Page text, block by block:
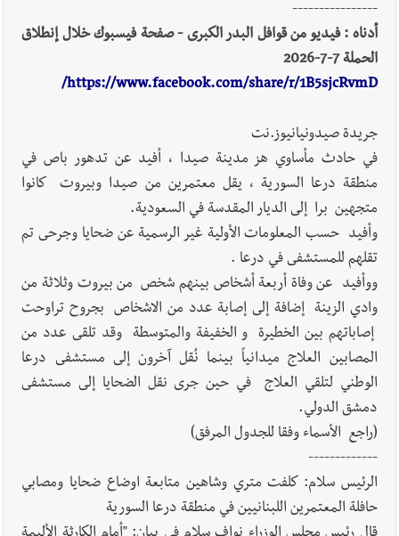
----------------
أدناه : فيديو من قوافل البدر الكبرى - صفحة فيسبوك خلال إنطلاق
الحملة 7-7-2026
https://www.facebook.com/share/r/1B5sjcRvmD/
جريدة صيدونيانيوز.نت
في حادث مأساوي هز مدينة صيدا ، أفيد عن تدهور باص في
منطقة درعا السورية ، يقل معتمرين من صيدا وبيروت كانوا
متجهين برا إلى الديار المقدسة في السعودية.
وأفيد حسب المعلومات الأولية غير الرسمية عن ضحايا وجرحى تم
تقلهم للمستشفى في درعا .
ووأفيد عن وفاة أربعة أشخاص بينهم شخص من بيروت وثلاثة من
وادي الزينة إضافة إلى إصابة عدد من الاشخاص بجروح تراوحت
إصاباتهم بين الخطيرة و الخفيفة والمتوسطة وقد تلقى عدد من
المصابين العلاج ميدانياً بينما نُقل آخرون إلى مستشفى درعا
الوطني لتلقي العلاج في حين جرى نقل الضحايا إلى مستشفى
دمشق الدولي.
(راجع الأسماء وفقا للجدول المرفق)
-------------
الرئيس سلام: كلفت متري وشاهين متابعة اوضاع ضحايا ومصابي
حافلة المعتمرين اللبنانيين في منطقة درعا السورية